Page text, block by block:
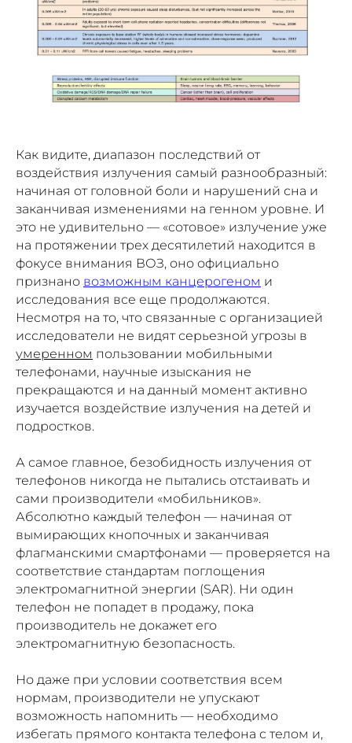
Как видите, диапазон последствий от
воздействия излучения самый разнообразный:
начиная от головной боли и нарушений сна и
заканчивая изменениями на генном уровне. И
это не удивительно — «сотовое» излучение уже
на протяжении трех десятилетий находится в
фокусе внимания ВОЗ, оно официально
признано возможным канцерогеном и
исследования все еще продолжаются.
Несмотря на то, что связанные с организацией
исследователи не видят серьезной угрозы в
умеренном пользовании мобильными
телефонами, научные изыскания не
прекращаются и на данный момент активно
изучается воздействие излучения на детей и
подростков.
А самое главное, безобидность излучения от
телефонов никогда не пытались отстаивать и
сами производители «мобильников».
Абсолютно каждый телефон — начиная от
вымирающих кнопочных и заканчивая
флагманскими смартфонами — проверяется на
соответствие стандартам поглощения
электромагнитной энергии (SAR). Ни один
телефон не попадет в продажу, пока
производитель не докажет его
электромагнитную безопасность.
Но даже при условии соответствия всем
нормам, производители не упускают
возможность напомнить — необходимо
избегать прямого контакта телефона с телом и,